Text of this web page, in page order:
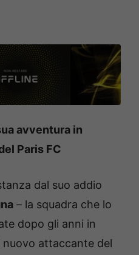
avventura in
Paris FC
dal suo addio
– la squadra che lo
dopo gli anni in
nuovo attaccante del